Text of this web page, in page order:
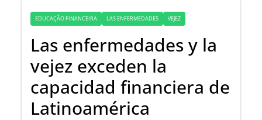
EDUCAÇÃO FINANCEIRA LAS ENFERMEDADES VEJEZ
Las enfermedades y la
vejez exceden la
capacidad financiera de
Latinoamérica